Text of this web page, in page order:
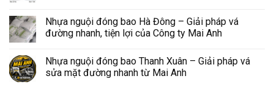
Nhựa nguội đóng bao Hà Đông – Giải pháp vá
đường nhanh, tiện lợi của Công ty Mai Anh
Nhựa nguội đóng bao Thanh Xuân – Giải pháp vá
sửa mặt đường nhanh từ Mai Anh